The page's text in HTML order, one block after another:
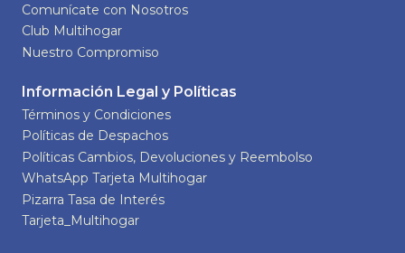
Comunícate con Nosotros
Club Multihogar
Nuestro Compromiso
Información Legal y Políticas
Términos y Condiciones
Políticas de Despachos
Políticas Cambios, Devoluciones y Reembolso
WhatsApp Tarjeta Multihogar
Pizarra Tasa de Interés
Tarjeta_Multihogar